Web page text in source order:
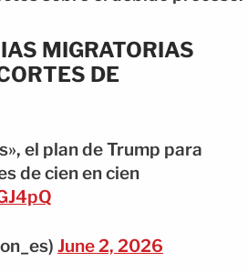
MIGRATORIAS
DE
el plan de Trump para
de cien en cien
June 2, 2026